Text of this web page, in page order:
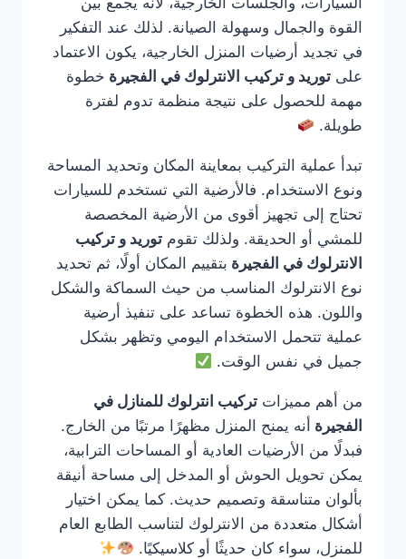
القوة والجمال وسهولة الصيانة. لذلك عند التفكير
في تجديد أرضيات المنزل الخارجية، يكون الاعتماد
على توريد و تركيب الانترلوك في الفجيرة خطوة
مهمة للحصول على نتيجة منظمة تدوم لفترة
طويلة.
تبدأ عملية التركيب بمعاينة المكان وتحديد المساحة
ونوع الاستخدام. فالأرضية التي تستخدم للسيارات
تحتاج إلى تجهيز أقوى من الأرضية المخصصة
للمشي أو الحديقة. ولذلك تقوم توريد و تركيب
الانترلوك في الفجيرة بتقييم المكان أولًا، ثم تحديد
نوع الانترلوك المناسب من حيث السماكة والشكل
واللون. هذه الخطوة تساعد على تنفيذ أرضية
عملية تتحمل الاستخدام اليومي وتظهر بشكل
جميل في نفس الوقت.
من أهم مميزات تركيب انترلوك للمنازل في
الفجيرة أنه يمنح المنزل مظهرًا مرتبًا من الخارج.
فبدلًا من الأرضيات العادية أو المساحات الترابية،
يمكن تحويل الحوش أو المدخل إلى مساحة أنيقة
بألوان متناسقة وتصميم حديث. كما يمكن اختيار
أشكال متعددة من الانترلوك لتناسب الطابع العام
للمنزل، سواء كان حديثًا أو كلاسيكيًا.